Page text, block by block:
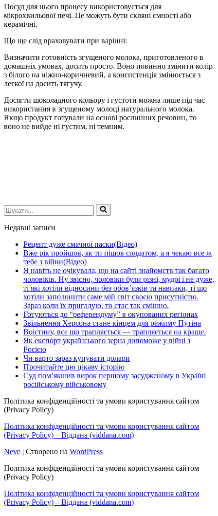
Посуд для цього процесу використовується для
мікрохвильової печі. Це можуть бути скляні ємності або
керамічні.
Що ще слід враховувати при варінні:
Визначити готовність згущеного молока, приготовленого в
домашніх умовах, досить просто. Воно повинно змінити колір
з білого на ніжно-коричневий, а консистенція змінюється з
легкої на досить тягучу.
Досягти шоколадного кольору і густоти можна лише під час
використання в згущеному молоці натурального молока.
Якщо продукт готували на основі рослинних речовин, то
воно не вийде ні густим, ні темним.
Шукати...
Недавні записи
Рецепт дуже смачної паски(Відео)
Вже рік пройшов, як ти пішов солдатом, а я чекаю все ж
тебе з війни(Відео)
Я навіть не очікувала, що на сайті знайомств так багато
чоловіків. Ну звісно, чоловіки були різні, мудрі і не дуже,
ті які хотіли відносини без обов’язків та навпаки, ті що
хотіли заполонити саме мій світ своєю присутністю.
Зараз коли їх пригадую, то стає так смішно.
Готуються до “референдуму” в окупованих регіонах
Звільнення Херсона стане кінцем для режиму Путіна
Воістину, все що трапляється — трапляється на краще.
Як експорт українського зерна допоможе у війні з
Росією
Чи варто зараз купувати долари
Прочитайте цю цікаву історію
Суд пом’якшив вирок першому засудженому в Україні
російському військовому
Політика конфіденційності та умови користування сайтом
(Privacy Policy)
Політика конфіденційності та умови користування сайтом
(Privacy Policy) – Віддана (viddana.com)
Neve | Створено на WordPress
Політика конфіденційності та умови користування сайтом
(Privacy Policy)
Політика конфіденційності та умови користування сайтом
(Privacy Policy) – Віддана (viddana.com)